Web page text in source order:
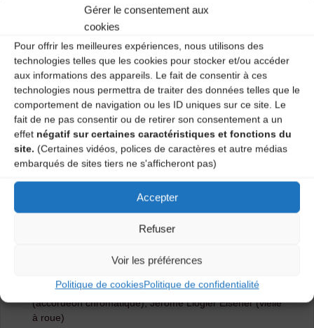
Gérer le consentement aux
cookies
Pour offrir les meilleures expériences, nous utilisons des
technologies telles que les cookies pour stocker et/ou accéder
aux informations des appareils. Le fait de consentir à ces
technologies nous permettra de traiter des données telles que le
comportement de navigation ou les ID uniques sur ce site. Le
fait de ne pas consentir ou de retirer son consentement a un
effet négatif sur certaines caractéristiques et fonctions du
site. (Certaines vidéos, polices de caractères et autre médias
embarqués de sites tiers ne s'afficheront pas)
Accepter
Refuser
Voir les préférences
Politique de cookiesPolitique de confidentialité
Nom du groupe: TRES
Descriptif :Bourrées des Cévennes ou du Velay,
rondes du pays de Lodève…
Fondé autour de la voix chaude et vive de Marianne
des chants et de la musique à danser des contreforts
du Massif Central. Les musiciens investissent ces
et les couleurs modales de ces musiques pour offrir un
Basile Brémaud (violons, pieds), Hervé Capel
(accordéon chromatique), Jéròme Liogier Elsener (vielle
à roue)